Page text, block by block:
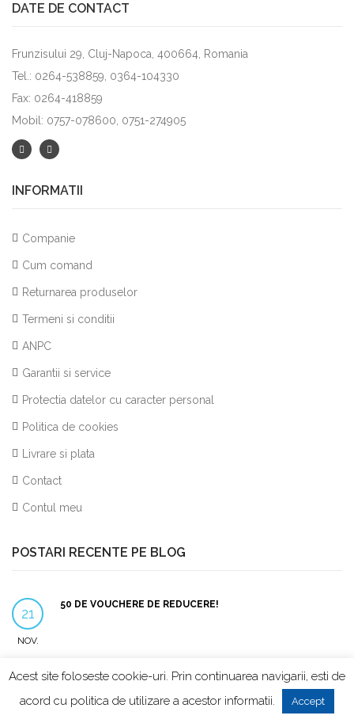
DATE DE CONTACT
Frunzisului 29, Cluj-Napoca, 400664, Romania
Tel.: 0264-538859, 0364-104330
Fax: 0264-418859
Mobil: 0757-078600, 0751-274905
INFORMATII
Companie
Cum comand
Returnarea produselor
Termeni si conditii
ANPC
Garantii si service
Protectia datelor cu caracter personal
Politica de cookies
Livrare si plata
Contact
Contul meu
POSTARI RECENTE PE BLOG
21
NOV.
50 DE VOUCHERE DE REDUCERE!
26
PERIUTA DE DINTI ELECTRICA KIDZSONIC PREMIATA
Acest site foloseste cookie-uri. Prin continuarea navigarii, esti de
acord cu politica de utilizare a acestor informatii. Accept